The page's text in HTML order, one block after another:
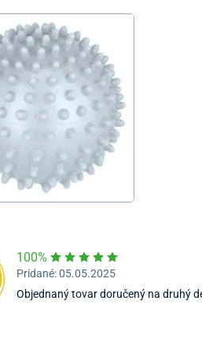
100%
Pridané: 05.05.2025
Objednaný tovar doručený na druhý